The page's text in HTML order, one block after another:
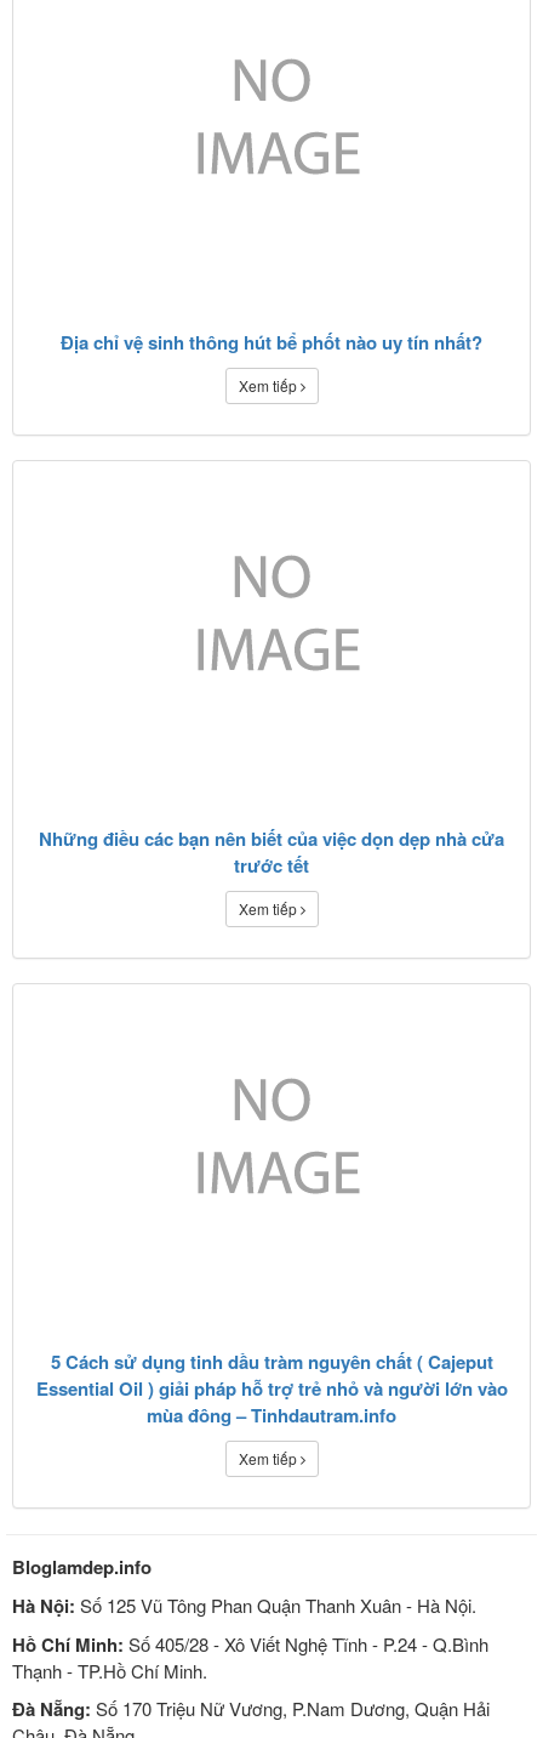
Địa chỉ vệ sinh thông hút bể phốt nào uy tín nhất?
Xem tiếp
Những điều các bạn nên biết của việc dọn dẹp nhà cửa
trước tết
Xem tiếp
5 Cách sử dụng tinh dầu tràm nguyên chất ( Cajeput
Essential Oil ) giải pháp hỗ trợ trẻ nhỏ và người lớn vào
mùa đông – Tinhdautram.info
Xem tiếp
Bloglamdep.info
Hà Nội: Số 125 Vũ Tông Phan Quận Thanh Xuân - Hà Nội.
Hồ Chí Minh: Số 405/28 - Xô Viết Nghệ Tĩnh - P.24 - Q.Bình
Thạnh - TP.Hồ Chí Minh.
Đà Nẵng: Số 170 Triệu Nữ Vương, P.Nam Dương, Quận Hải